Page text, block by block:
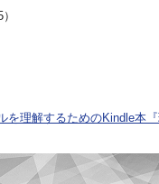
理解するためのKindle本